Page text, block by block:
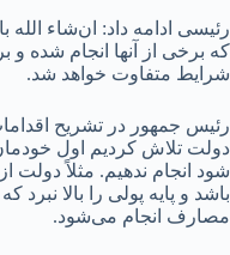
رئیسی ادامه داد: ان‌شاء
که برخی از آنها انجام شده
شرایط متفاوت خواهد شد.
رئیس جمهور در تشریح
دولت تلاش کردیم اول
شود انجام ندهیم. مثلاً دولت
باشد و پایه پولی را بالا نبرد
مصارف انجام می‌شود.